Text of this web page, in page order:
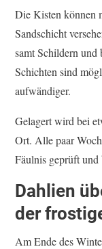
Die Kisten können
Sandschicht
samt Schildern und
Schichten sind
aufwändiger.
Gelagert wird bei
Ort. Alle paar
Fäulnis geprüft und
Dahlien
der
Am Ende des